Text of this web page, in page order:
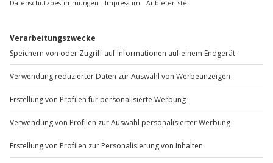
Mo-Fr: 9-17 Uhr
b2b@jochen-schweizer.de
www.b2b.jochen-schweizer.de/
Artikelnummer: 38292